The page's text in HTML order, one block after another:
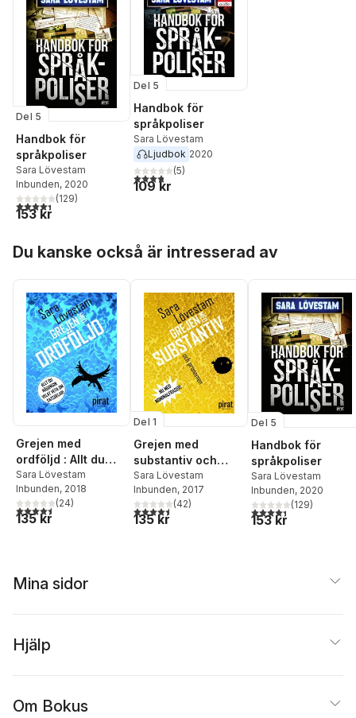
Del 5
Handbok för
språkpoliser
Sara Lövestam
Inbunden, 2020
4,4utav 5 stjärnor. Totalt antal röster:
(129)
153 kr
Del 5
Handbok för
språkpoliser
Sara Lövestam
Ljudbok 2020
3,8utav 5 stjärnor. Totalt antal röster:
(5)
109 kr
Du kanske också är intresserad av
Grejen med
ordföljd : Allt du
någonsin velat veta
om satsdelar
Sara Lövestam
Inbunden, 2018
4,5utav 5 stjärnor. Totalt antal röster:
(24)
135 kr
Del 1
Grejen med
substantiv och
pronomen
Sara Lövestam
Inbunden, 2017
4,5utav 5 stjärnor. Totalt antal röster:
(42)
135 kr
Del 5
Handbok för
språkpoliser
Sara Lövestam
Inbunden, 2020
4,4utav 5 stjärnor.
(129)
153 kr
Mina sidor
Hjälp
Om Bokus